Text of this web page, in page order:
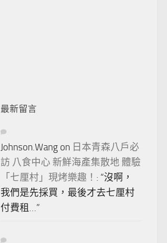
最新留言
Johnson.Wang on 日本青森八戶必
訪 八食中心 新鮮海產集散地 體驗
「七厘村」現烤樂趣！ : “沒啊，
我們是先採買，最後才去七厘村
付費租…”